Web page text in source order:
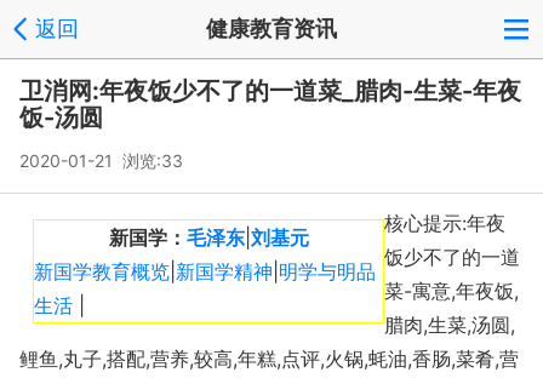
返回 健康教育资讯
卫消网:年夜饭少不了的一道菜_腊肉-生菜-年夜
饭-汤圆
2020-01-21 浏览:33
新国学： 毛泽东| 刘基元
新国学教育概览 新国学精神 明学与明品
生活
核心提示:年夜
饭少不了的一道
菜-寓意,年夜饭,
腊肉,生菜,汤圆,
鲤鱼,丸子,搭配,营养,较高,年糕,点评,火锅,蚝油,香肠,菜肴,营
1